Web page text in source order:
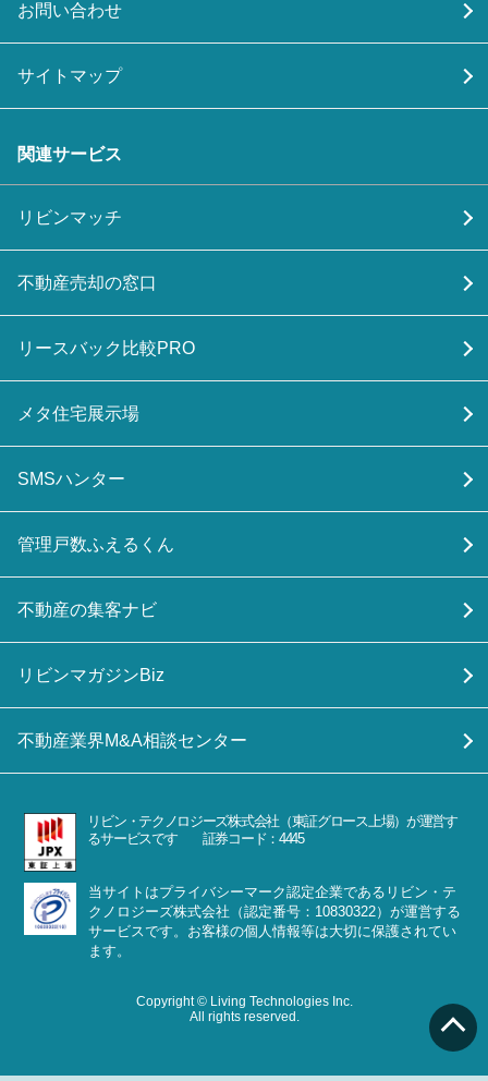
お問い合わせ
サイトマップ
関連サービス
リビンマッチ
不動産売却の窓口
リースバック比較PRO
メタ住宅展示場
SMSハンター
管理戸数ふえるくん
不動産の集客ナビ
リビンマガジンBiz
不動産業界M&A相談センター
リビン・テクノロジーズ株式会社（東証グロース上場）が運営す
るサービスです 証券コード：4445
当サイトはプライバシーマーク認定企業であるリビン・テ
クノロジーズ株式会社（認定番号：10830322）が運営する
サービスです。お客様の個人情報等は大切に保護されてい
ます。
Copyright © Living Technologies Inc.
All rights reserved.